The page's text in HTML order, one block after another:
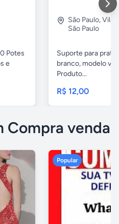
Potes
e
São Paulo,Vila
São Paulo
Suporte para
branco, modelo
Produto...
R$ 12,00
Compra venda
Popular